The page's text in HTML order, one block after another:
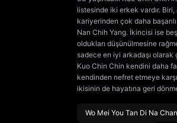
listesinde iki erkek vardır. Biri,
kariyerinden çok daha
Nan Chih Yang. İkincisi ise
oldukları düşünülmesine
sadece en iyi arkadaşı olarak
Kuo Chin Chin kendini daha
kendinden nefret etmeye
ikisinin de hayatına geri
Wo Mei You Tan Di Na